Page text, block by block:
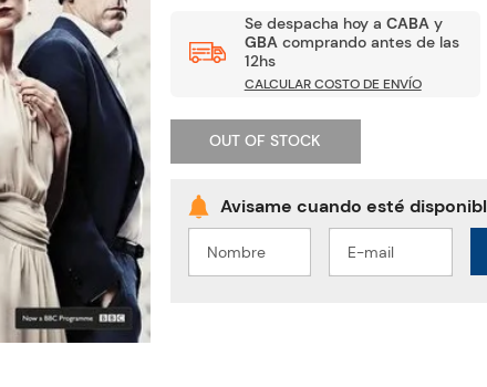
Se despacha hoy a CABAy
GBAcomprando antes de las
12hs
CALCULAR COSTO DE ENVÍO
OUT OF STOCK